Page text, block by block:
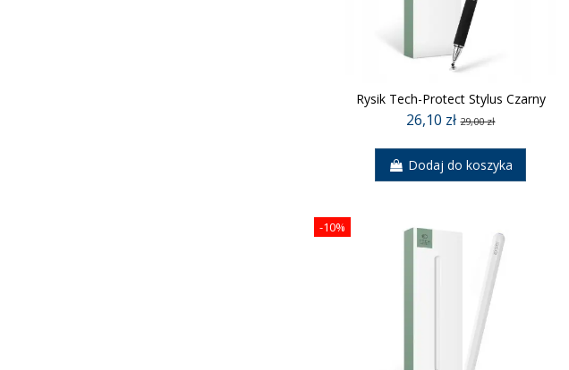
Rysik Tech-Protect Stylus Czarny
26,10 zł29,00 zł
Dodaj do koszyka
-10%